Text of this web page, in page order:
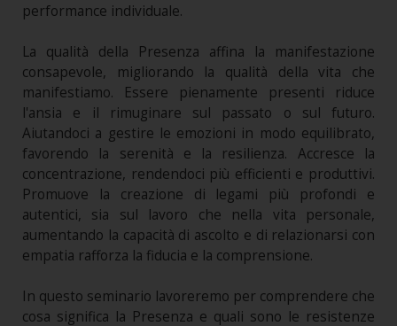
performance individuale.
La qualità della Presenza affina la manifestazione
consapevole, migliorando la qualità della vita che
manifestiamo. Essere pienamente presenti riduce
l'ansia e il rimuginare sul passato o sul futuro.
Aiutandoci a gestire le emozioni in modo equilibrato,
favorendo la serenità e la resilienza. Accresce la
concentrazione, rendendoci più efficienti e produttivi.
Promuove la creazione di legami più profondi e
autentici, sia sul lavoro che nella vita personale,
aumentando la capacità di ascolto e di relazionarsi con
empatia rafforza la fiducia e la comprensione.
In questo seminario lavoreremo per comprendere che
cosa significa la Presenza e quali sono le resistenze